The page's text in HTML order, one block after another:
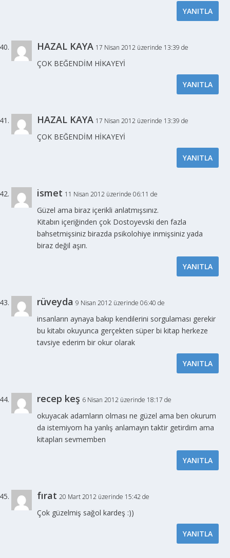
YANITLA
HAZAL KAYA 17 Nisan 2012 üzerinde 13:39 de
ÇOK BEĞENDİM HİKAYEYİ
YANITLA
HAZAL KAYA 17 Nisan 2012 üzerinde 13:39 de
ÇOK BEĞENDİM HİKAYEYİ
YANITLA
ismet 11 Nisan 2012 üzerinde 06:11 de
Güzel ama biraz içerikli anlatmışsınız.
Kitabın içeriğinden çok Dostoyevski den fazla
bahsetmişsiniz birazda psikolohiye inmişsiniz yada
biraz değil aşırı.
YANITLA
rüveyda 9 Nisan 2012 üzerinde 06:40 de
insanların aynaya bakıp kendilerini sorgulaması gerekir
bu kitabı okuyunca gerçekten süper bi kitap herkeze
tavsiye ederim bir okur olarak
YANITLA
recep keş 6 Nisan 2012 üzerinde 18:17 de
okuyacak adamların olması ne güzel ama ben okurum
da istemiyom ha yanlış anlamayın taktir getirdim ama
kitapları sevmemben
YANITLA
fırat 20 Mart 2012 üzerinde 15:42 de
Çok güzelmiş sağol kardeş :))
YANITLA